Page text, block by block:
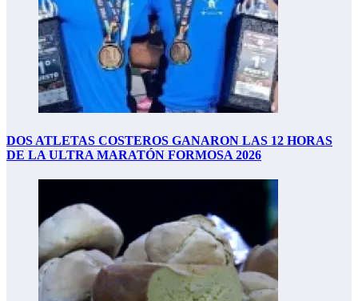
DOS ATLETAS COSTEROS GANARON LAS 12 HORAS
DE LA ULTRA MARATÓN FORMOSA 2026